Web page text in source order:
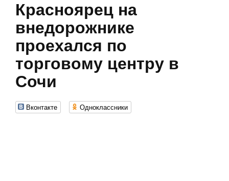
Красноярец на
внедорожнике
проехался по
торговому центру в
Сочи
Вконтакте Одноклассники